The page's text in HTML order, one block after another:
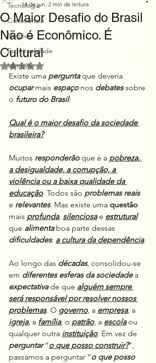
Tecnologia
Consciência
Negócio
Espiritualidade
Mkt h2h
O Maior Desafio do Brasil
Não é Econômico. É
Cultural
14 de jun. 2 min de leitura
Avaliado com NaN de 5 estrelas.
Existe uma pergunta que deveria
ocupar mais espaço nos debates sobre
o futuro do Brasil:
Qual é o maior desafio da sociedade
brasileira?
Muitos responderão que é a pobreza,
a desigualdade, a corrupção, a
violência ou a baixa qualidade da
educação. Todos são problemas reais
e relevantes. Mas existe uma questão
mais profunda, silenciosa e estrutural
que alimenta boa parte dessas
dificuldades: a cultura da dependência.
Ao longo das décadas, consolidou-se
em diferentes esferas da sociedade a
expectativa de que alguém sempre
será responsável por resolver nossos
problemas. O governo, a empresa, a
igreja, a família, o patrão, a escola ou
qualquer outra instituição. Em vez de
perguntar “o que posso construir?”,
passamos a perguntar “o que posso